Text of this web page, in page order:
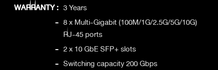
WARRANTY : 3 Years
- 8 x Multi-Gigabit (100M/1G/2.5G/5G/10G)
RJ-45 ports
- 2 x 10 GbE SFP+ slots
- Switching capacity 200 Gbps